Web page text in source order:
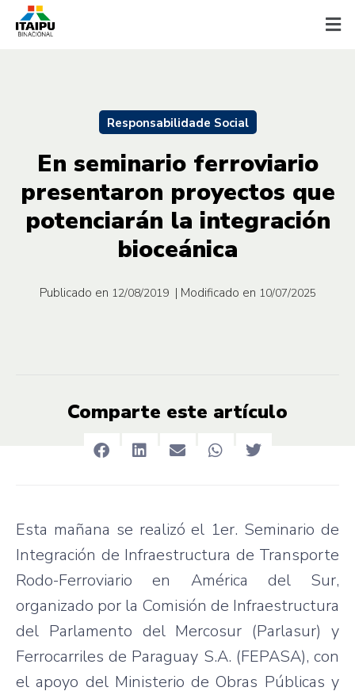
Responsabilidade Social
En seminario ferroviario
presentaron proyectos que
potenciarán la integración
bioceánica
Publicado en 12/08/2019 | Modificado en 10/07/2025
Comparte este artículo
Esta mañana se realizó el 1er. Seminario de
Integración de Infraestructura de Transporte
Rodo-Ferroviario en América del Sur,
organizado por la Comisión de Infraestructura
del Parlamento del Mercosur (Parlasur) y
Ferrocarriles de Paraguay S.A. (FEPASA), con
el apoyo del Ministerio de Obras Públicas y